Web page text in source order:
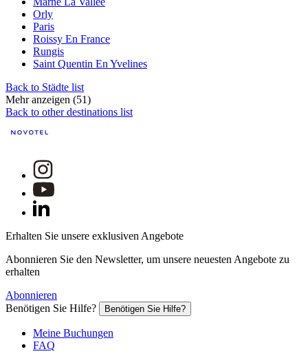
Orly
Paris
Roissy En France
Rungis
Saint Quentin En Yvelines
Back to Städte list
Mehr anzeigen (51)
Back to other destinations list
Erhalten Sie unsere exklusiven Angebote
Abonnieren Sie den Newsletter, um unsere neuesten Angebote zu
erhalten
Abonnieren
Benötigen Sie Hilfe?
Benötigen Sie Hilfe?
Meine Buchungen
FAQ